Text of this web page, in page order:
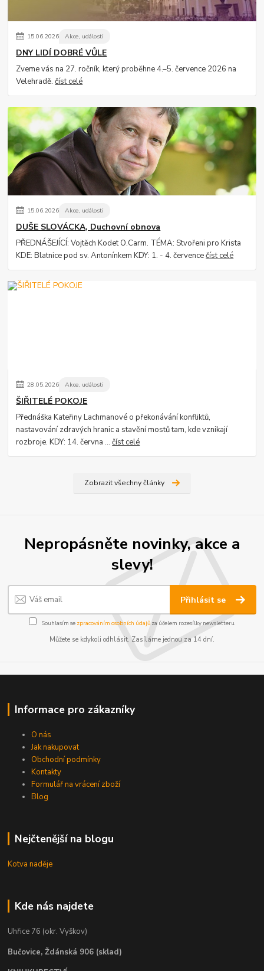
15.06.2026 Akce, události
DNY LIDÍ DOBRÉ VŮLE
Zveme vás na 27. ročník, který proběhne 4.–5. července 2026 na
Velehradě.číst celé
15.06.2026 Akce, události
DUŠE SLOVÁCKA, Duchovní obnova
PŘEDNÁŠEJÍCÍ: Vojtěch Kodet O.Carm. TÉMA: Stvořeni pro Krista
KDE: Blatnice pod sv. Antonínkem KDY: 1. - 4. červencečíst celé
28.05.2026 Akce, události
ŠIŘITELÉ POKOJE
Přednáška Kateřiny Lachmanové o překonávání konfliktů,
nastavování zdravých hranic a stavění mostů tam, kde vznikají
rozbroje. KDY: 14. června ...číst celé
Zobrazit všechny články
Nepropásněte novinky, akce a
slevy!
Přihlásit se
Souhlasím se zpracováním osobních údajůza účelem rozesílky newsletteru.
Můžete se kdykoli odhlásit. Zasíláme jednou za 14 dní.
Informace pro zákazníky
O nás
Jak nakupovat
Obchodní podmínky
Kontakty
Formulář na vrácení zboží
Blog
Nejčtenější na blogu
Kotva naděje
Kde nás najdete
Uhřice 76 (okr. Vyškov)
Bučovice, Ždánská 906 (sklad)